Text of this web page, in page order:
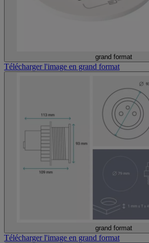
grand format
Télécharger l'image en grand format
grand format
Télécharger l'image en grand format